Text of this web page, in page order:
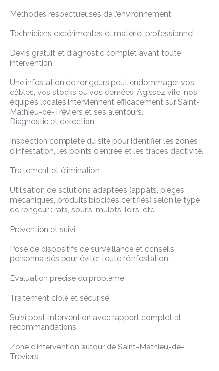
Méthodes respectueuses de l’environnement
Techniciens expérimentés et matériel professionnel
Devis gratuit et diagnostic complet avant toute
intervention
Une infestation de rongeurs peut endommager vos
câbles, vos stocks ou vos denrées. Agissez vite, nos
équipes locales interviennent efficacement sur Saint-
Mathieu-de-Tréviers et ses alentours.
Diagnostic et détection
Inspection complète du site pour identifier les zones
d’infestation, les points d’entrée et les traces d’activité.
Traitement et élimination
Utilisation de solutions adaptées (appâts, pièges
mécaniques, produits biocides certifiés) selon le type
de rongeur : rats, souris, mulots, loirs, etc.
Prévention et suivi
Pose de dispositifs de surveillance et conseils
personnalisés pour éviter toute réinfestation.
Évaluation précise du problème
Traitement ciblé et sécurisé
Suivi post-intervention avec rapport complet et
recommandations
Zone d’intervention autour de Saint-Mathieu-de-
Tréviers